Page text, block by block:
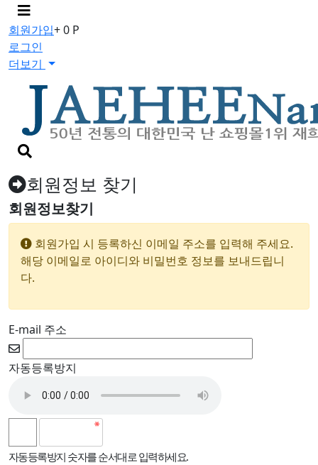
메
뉴
버
튼
회원가입+ 0 P
로그인
더보기
검
색
버
튼회원정보 찾기
회원정보찾기
회원가입 시 등록하신 이메일 주소를 입력해 주세요.
해당 이메일로 아이디와 비밀번호 정보를 보내드립니
다.
E-mail 주소
자동등록방지
자동등록방지 숫자를 순서대로 입력하세요.